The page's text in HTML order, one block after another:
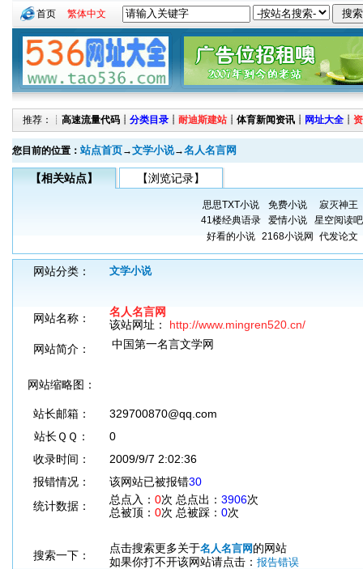
首页 繁体中文
推荐：┊ 高速流量代码 ┊ 分类目录 ┊ 耐迪斯建站 ┊ 体育新闻资讯 ┊ 网址大全 ┊
您目前的位置： 站点首页→文学小说→名人名言网
【相关站点】 【浏览记录】
思思TXT小说 免费小说
寂灭神王
41楼经典语录
爱情小说
星空阅读吧
好看的小说 2168小说网 代发论文
网站分类： 文学小说
网站名称：
名人名言网
该站网址： http://www.mingren520.cn/
网站简介：
中国第一名言文学网
网站缩略图：
站长邮箱：
329700870@qq.com
站长ＱＱ：
0
收录时间：
2009/9/7 2:02:36
报错情况：
该网站已被报错30
统计数据：
总点入： 0次 总点出： 3906次
总被顶： 0次 总被踩： 0次
搜索一下：
点击搜索更多关于名人名言网 的网站
如果你打不开该网站请点击： 报告错误